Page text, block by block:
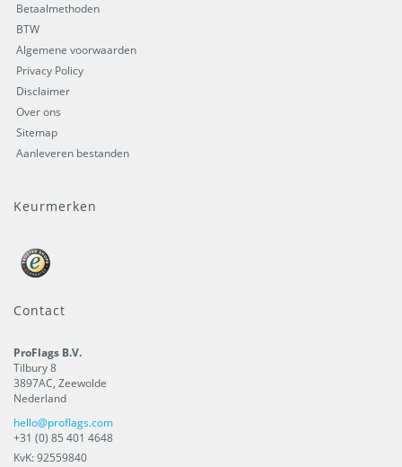
Betaalmethoden
BTW
Algemene voorwaarden
Privacy Policy
Disclaimer
Over ons
Sitemap
Aanleveren bestanden
Keurmerken
Contact
ProFlags B.V.
Tilbury 8
3897AC, Zeewolde
Nederland
hello@proflags.com
+31 (0) 85 401 4648
KvK: 92559840